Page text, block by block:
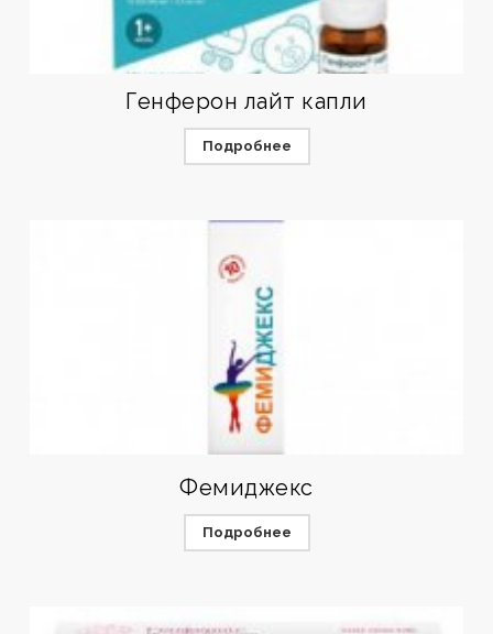
Генферон лайт капли
Подробнее
Фемиджекс
Подробнее